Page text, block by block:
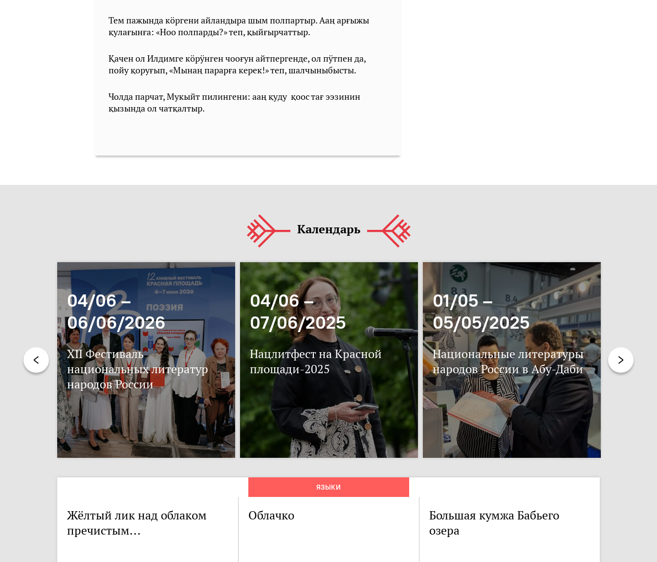
Тем пажында кӧргени айландыра шым полпартыр. Ааң арғыжы
қулағынға: «Ноо полпарды?» теп, қыйғырчаттыр.
Қачен ол Илдимге кӧрӱнген чооғун айтпергенде, ол пӱтпен да,
пойу қоруғып, «Мынаң парарға керек!» теп, шалчыныбысты.
Чолда парчат, Мукыйт пилингени: ааң қуду қоос тағ ээзинин
қызында ол чатқалтыр.
Календарь
04/06 –
06/06/2026
XII Фестиваль
национальных литератур
народов России
04/06 –
07/06/2025
Нацлитфест на Красной
площади-2025
01/05 –
05/05/2025
Национальные литературы
народов России в Абу-Даби
ЯЗЫКИ
Жёлтый лик над облаком
пречистым...
Облачко
Большая кумжа Бабьего
озера